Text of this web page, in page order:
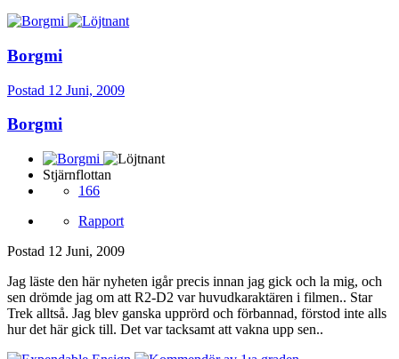
Borgmi
Postad 12 Juni, 2009
Borgmi
Stjärnflottan
166
Rapport
Postad 12 Juni, 2009
Jag läste den här nyheten igår precis innan jag gick och la mig, och
sen drömde jag om att R2-D2 var huvudkaraktären i filmen.. Star
Trek alltså. Jag blev ganska upprörd och förbannad, förstod inte alls
hur det här gick till. Det var tacksamt att vakna upp sen..